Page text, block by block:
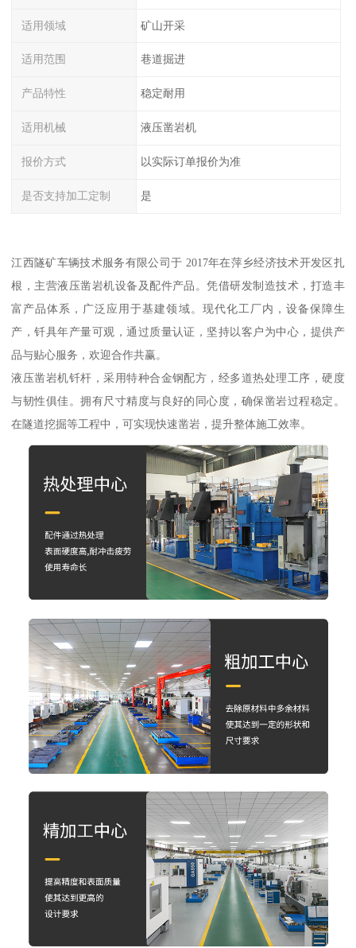
适用领域 矿山开采
适用范围 巷道掘进
产品特性 稳定耐用
适用机械 液压凿岩机
报价方式 以实际订单报价为准
是否支持加工定制 是
江西隧矿车辆技术服务有限公司于 2017年在萍乡经济技术开发区扎
根，主营液压凿岩机设备及配件产品。凭借研发制造技术，打造丰
富产品体系，广泛应用于基建领域。现代化工厂内，设备保障生
产，钎具年产量可观，通过质量认证，坚持以客户为中心，提供产
品与贴心服务，欢迎合作共赢。
液压凿岩机钎杆，采用特种合金钢配方，经多道热处理工序，硬度
与韧性俱佳。拥有尺寸精度与良好的同心度，确保凿岩过程稳定。
在隧道挖掘等工程中，可实现快速凿岩，提升整体施工效率。​